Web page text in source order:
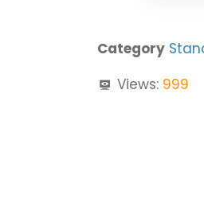
Category
Views: 999